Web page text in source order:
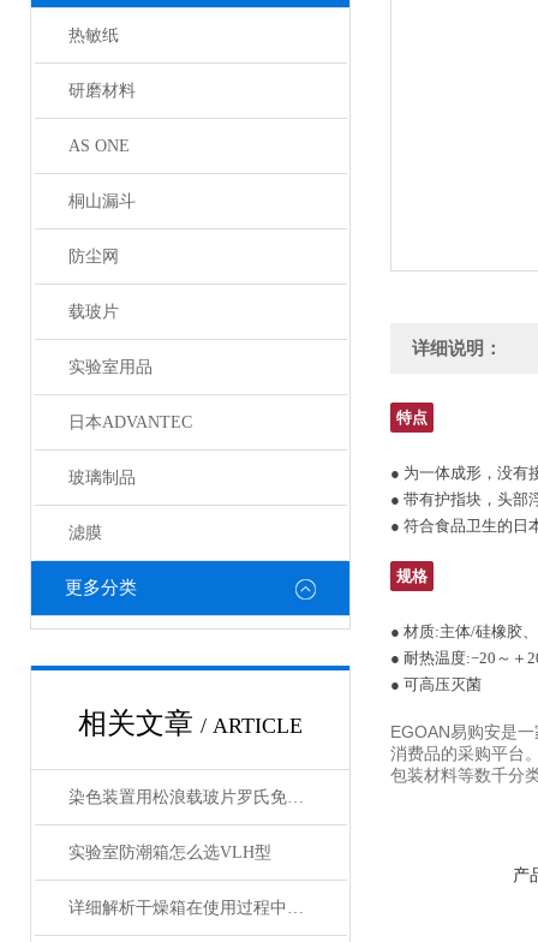
热敏纸
研磨材料
AS ONE
桐山漏斗
防尘网
载玻片
实验室用品
日本ADVANTEC
玻璃制品
滤膜
更多分类
相关文章 / ARTICLE
染色装置用松浪载玻片罗氏免疫组化染色仪防脱载玻片
实验室防潮箱怎么选VLH型
详细解析干燥箱在使用过程中需注意哪些事项？
详细说明：
特点
● 为一体成形，没有
● 带有护指块，头部
● 符合食品卫生的日
规格
● 材质:主体/硅橡胶
● 耐热温度:−20～＋
● 可高压灭菌
EGOAN易购安是
消费品的采购平台
包装材料等数千分
产